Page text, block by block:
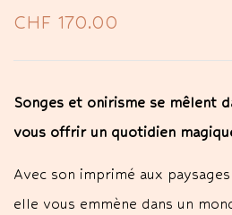
CHF 170.00
Songes et onirisme se mêlent
vous offrir un quotidien
Avec son imprimé aux
elle vous emmène dans un